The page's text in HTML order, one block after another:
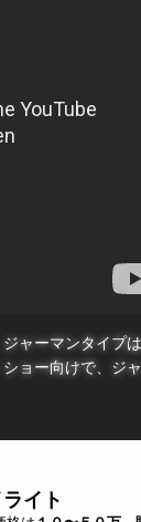
ャーマンタイプは
ョー向けで、ジャ
イト